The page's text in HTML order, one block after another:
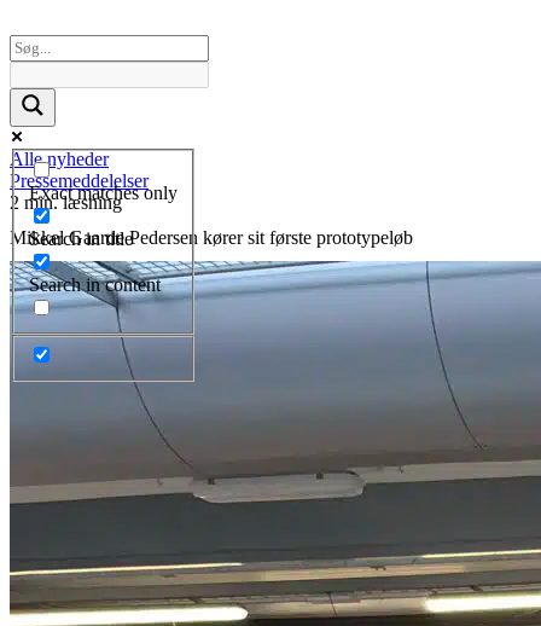
Exact matches only
Search in title
Search in content
Alle nyheder
Pressemeddelelser
2 min. læsning
Mikkel Gaarde Pedersen kører sit første prototypeløb